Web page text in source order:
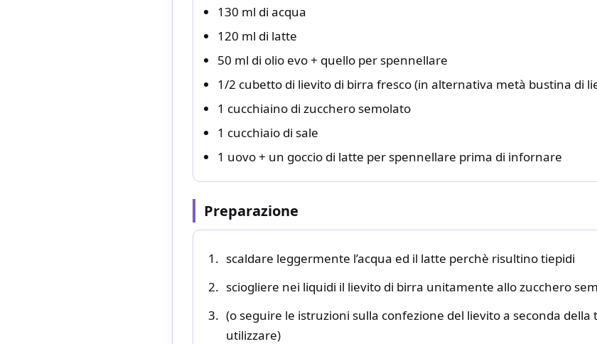
130 ml di acqua
120 ml di latte
50 ml di olio evo + quello per spennellare
1/2 cubetto di lievito di birra fresco (in alternativa metà bustina di
1 cucchiaino di zucchero semolato
1 cucchiaio di sale
1 uovo + un goccio di latte per spennellare prima di infornare
Preparazione
scaldare leggermente l’acqua ed il latte perchè risultino tiepidi
sciogliere nei liquidi il lievito di birra unitamente allo zucchero
(o seguire le istruzioni sulla confezione del lievito a seconda della
utilizzare)